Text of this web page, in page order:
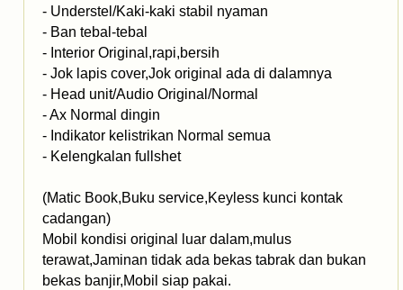
- Understel/Kaki-kaki stabil nyaman
- Ban tebal-tebal
- Interior Original,rapi,bersih
- Jok lapis cover,Jok original ada di dalamnya
- Head unit/Audio Original/Normal
- Ax Normal dingin
- Indikator kelistrikan Normal semua
- Kelengkalan fullshet
(Matic Book,Buku service,Keyless kunci kontak
cadangan)
Mobil kondisi original luar dalam,mulus
terawat,Jaminan tidak ada bekas tabrak dan bukan
bekas banjir,Mobil siap pakai.